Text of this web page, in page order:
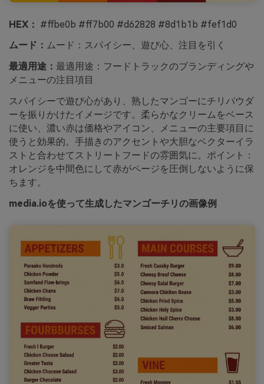
HEX： #ffbe0b #ff7b00 #d62828 #8d1b1b #fef1d0
ムード： ムード：スパイシー、遊び心、注目を引く
最適用途： 最適用途：フードトラックのブランディングや
メニューの注目項目
スパイシーで遊び心があり、熟したマンゴーにチリパウダ
ーを振りかけたイメージです。柔らかなクリームをベース
に使い、濃い赤は価格やアイコン、メニューの主要項目に
使うと効果的。手描きのアクセントや大胆なベクターイラ
ストと合わせてストリートフードの雰囲気に。ポイント：
オレンジを中間色にして赤がページを圧倒しないように保
ちます。
media.ioを使って生成したマンゴーチリの画像例